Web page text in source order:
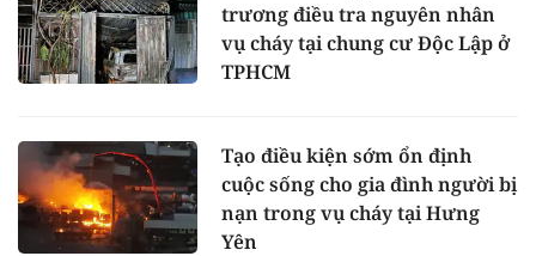
trương điều tra nguyên nhân
vụ cháy tại chung cư Độc Lập ở
TPHCM
Tạo điều kiện sớm ổn định
cuộc sống cho gia đình người bị
nạn trong vụ cháy tại Hưng
Yên